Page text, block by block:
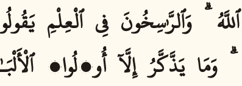
ٱللَّهُ وَٱلرَّٰسِخُونَ فِى ٱلْعِلْمِ
وَمَا يَذَّكَّرُ إِلَّآ أُو۟لُوا۟